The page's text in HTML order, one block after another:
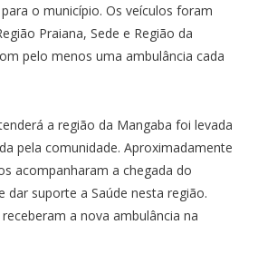
o município. Os veículos foram
Praiana, Sede e Região da
pelo menos uma ambulância cada
a região da Mangaba foi levada
pela comunidade. Aproximadamente
acompanharam a chegada do
dar suporte a Saúde nesta região.
a nova ambulância na